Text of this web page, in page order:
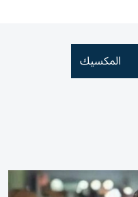
المكسيك